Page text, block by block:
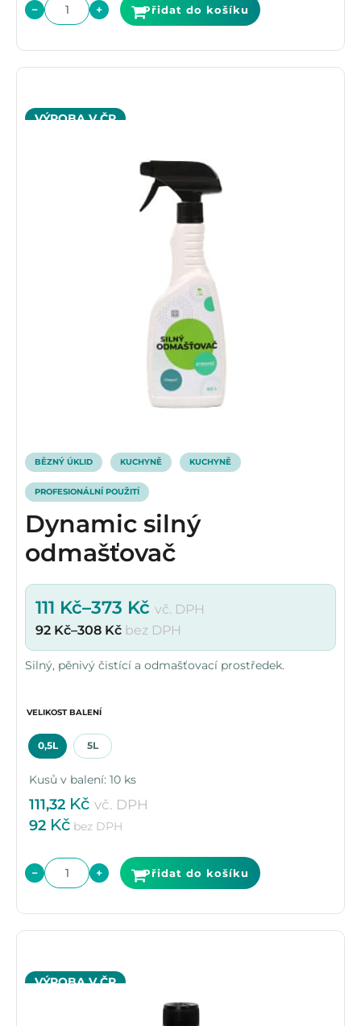
− + Přidat do košíku
VÝROBA V ČR
BĚZNÝ ÚKLID KUCHYNĚ KUCHYNĚ
PROFESIONÁLNÍ POUŽITÍ
Dynamic silný
odmašťovač
111 Kč–373 Kč vč. DPH
92 Kč–308 Kč bez DPH
Silný, pěnivý čistící a odmašťovací prostředek.
VELIKOST BALENÍ
0,5L 5L
Kusů v balení: 10 ks
111,32 Kč vč. DPH
92 Kč bez DPH
− + Přidat do košíku
VÝROBA V ČR